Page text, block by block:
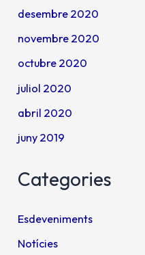
desembre 2020
novembre 2020
octubre 2020
juliol 2020
abril 2020
juny 2019
Categories
Esdeveniments
Notícies